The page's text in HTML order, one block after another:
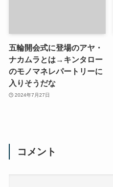
五輪開会式に登場のアヤ・
ナカムラとは→キンタロー
のモノマネレパートリーに
入りそうだな
2024年7月27日
コメント